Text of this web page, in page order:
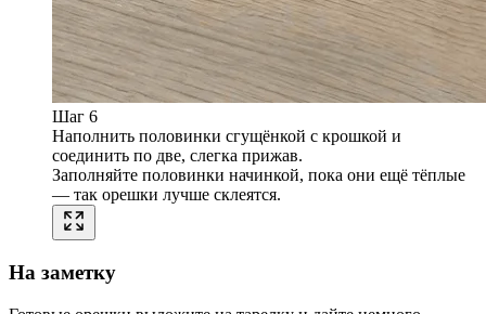
Шаг 6
Наполнить половинки сгущёнкой с крошкой и
соединить по две, слегка прижав.
Заполняйте половинки начинкой, пока они ещё тёплые
— так орешки лучше склеятся.
На заметку